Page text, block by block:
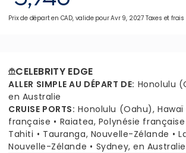
Prix de départ en CAD, valide pour Avr 9, 2027 Taxes et
CELEBRITY EDGE
ALLER SIMPLE AU DÉPART DE: Honolulu
en Australie
CRUISE PORTS: Honolulu (Oahu), Hawaï
française
Raiatea, Polynésie française
Tahiti
Tauranga, Nouvelle-Zélande
Nouvelle-Zélande
Sydney, en Australie